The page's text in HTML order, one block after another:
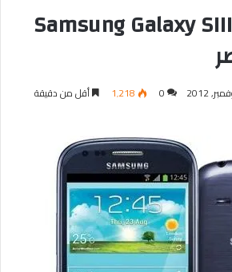
خاص : سعر Samsung Galaxy SIII
0 1٬218 أقل من دقيقة